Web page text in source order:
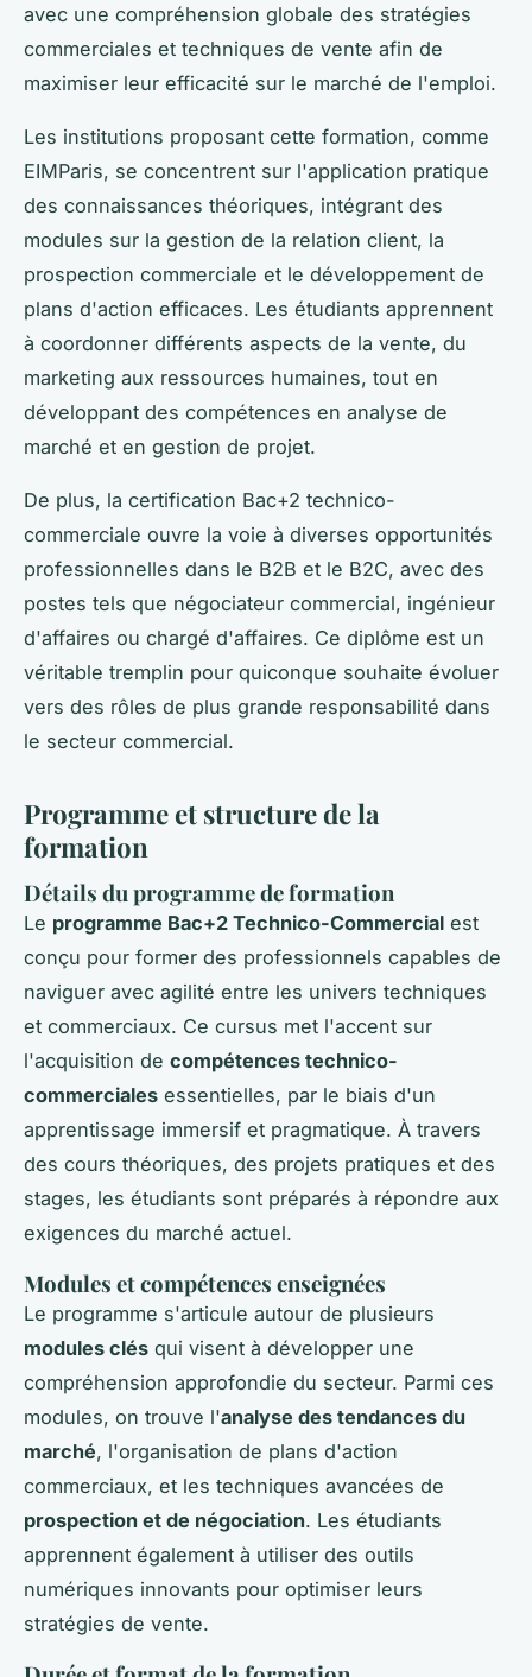
avec une compréhension globale des stratégies
commerciales et techniques de vente afin de
maximiser leur efficacité sur le marché de l'emploi.
Les institutions proposant cette formation, comme
EIMParis, se concentrent sur l'application pratique
des connaissances théoriques, intégrant des
modules sur la gestion de la relation client, la
prospection commerciale et le développement de
plans d'action efficaces. Les étudiants apprennent
à coordonner différents aspects de la vente, du
marketing aux ressources humaines, tout en
développant des compétences en analyse de
marché et en gestion de projet.
De plus, la certification Bac+2 technico-
commerciale ouvre la voie à diverses opportunités
professionnelles dans le B2B et le B2C, avec des
postes tels que négociateur commercial, ingénieur
d'affaires ou chargé d'affaires. Ce diplôme est un
véritable tremplin pour quiconque souhaite évoluer
vers des rôles de plus grande responsabilité dans
le secteur commercial.
Programme et structure de la
formation
Détails du programme de formation
Le programme Bac+2 Technico-Commercial est
conçu pour former des professionnels capables de
naviguer avec agilité entre les univers techniques
et commerciaux. Ce cursus met l'accent sur
l'acquisition de compétences technico-
commerciales essentielles, par le biais d'un
apprentissage immersif et pragmatique. À travers
des cours théoriques, des projets pratiques et des
stages, les étudiants sont préparés à répondre aux
exigences du marché actuel.
Modules et compétences enseignées
Le programme s'articule autour de plusieurs
modules clés qui visent à développer une
compréhension approfondie du secteur. Parmi ces
modules, on trouve l'analyse des tendances du
marché, l'organisation de plans d'action
commerciaux, et les techniques avancées de
prospection et de négociation. Les étudiants
apprennent également à utiliser des outils
numériques innovants pour optimiser leurs
stratégies de vente.